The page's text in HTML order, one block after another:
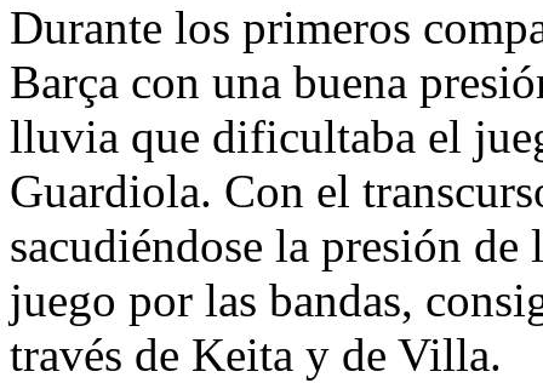
Durante los primeros
Barça con una buena
lluvia que dificultaba el
Guardiola. Con el
sacudiéndose la presión
juego por las bandas,
través de Keita y de Villa.